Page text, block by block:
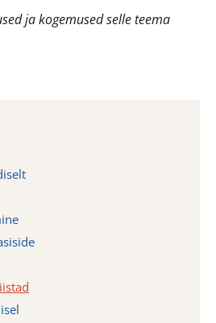
ja kogemused selle teema